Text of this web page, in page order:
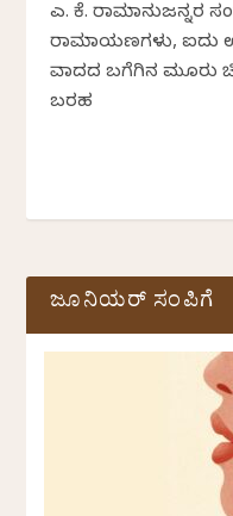
ಎ. ಕೆ. ರಾಮಾನುಜನ್ನರ
ರಾಮಾಯಣಗಳು, ಐದು
ವಾದದ ಬಗೆಗಿನ ಮೂರು
ಬರಹ
ಜೂನಿಯರ್ ಸಂಪಿಗೆ